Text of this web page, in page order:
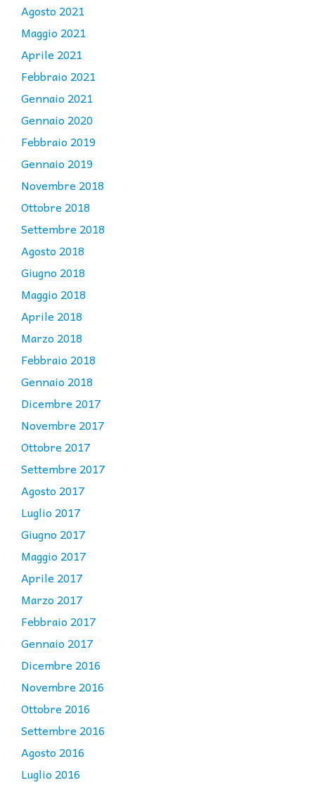
Agosto 2021
Maggio 2021
Aprile 2021
Febbraio 2021
Gennaio 2021
Gennaio 2020
Febbraio 2019
Gennaio 2019
Novembre 2018
Ottobre 2018
Settembre 2018
Agosto 2018
Giugno 2018
Maggio 2018
Aprile 2018
Marzo 2018
Febbraio 2018
Gennaio 2018
Dicembre 2017
Novembre 2017
Ottobre 2017
Settembre 2017
Agosto 2017
Luglio 2017
Giugno 2017
Maggio 2017
Aprile 2017
Marzo 2017
Febbraio 2017
Gennaio 2017
Dicembre 2016
Novembre 2016
Ottobre 2016
Settembre 2016
Agosto 2016
Luglio 2016